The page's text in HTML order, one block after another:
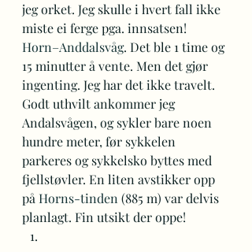
jeg orket. Jeg skulle i hvert fall ikke
miste ei ferge pga. innsatsen!
Horn–Anddalsvåg. Det ble 1 time og
15 minutter å vente. Men det gjør
ingenting. Jeg har det ikke travelt.
Godt uthvilt ankommer jeg
Andalsvågen, og sykler bare noen
hundre meter, før sykkelen
parkeres og sykkelsko byttes med
fjellstøvler. En liten avstikker opp
på Horns-tinden (885 m) var delvis
planlagt. Fin utsikt der oppe!